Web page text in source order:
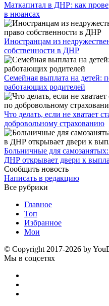
​Маткапитал в ДНР: как
в нюансах
Иностранцам из
собственности в ДНР
Семейная выплата на детей:
работающих родителей
Что делать, если не хватает
добровольному страхованию
Больничные для
ДНР открывает двери к
Сообщить новость
Написать в редакцию
Все рубрики
Главное
Топ
Избранное
Мои
© Copyright 2017-2026 by
Мы в соцсетях